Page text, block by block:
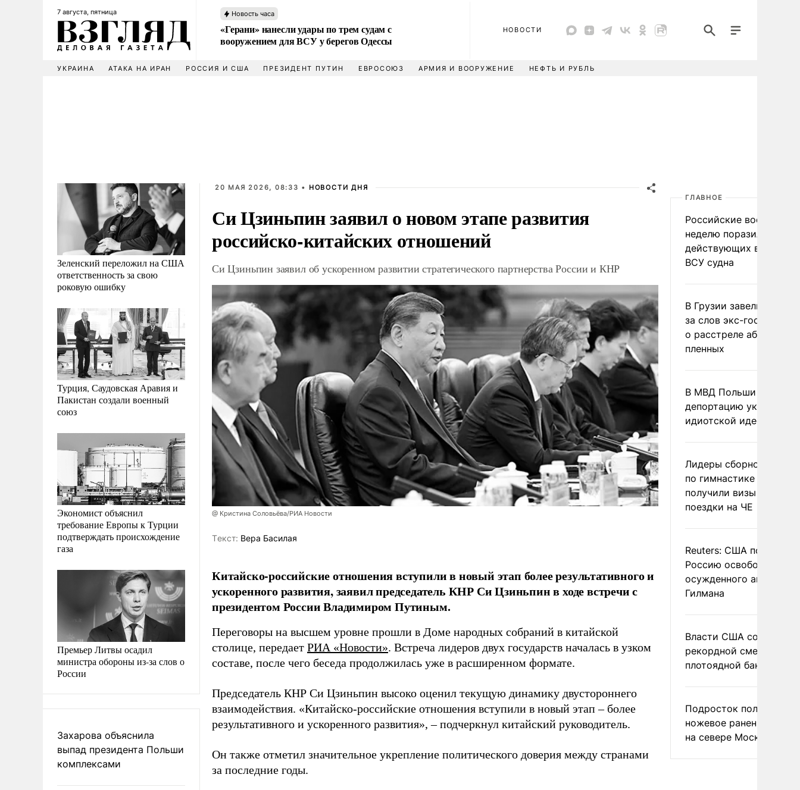
7 августа, пятница Новость часа
«Герани» нанесли удары по трем судам с
вооружением для ВСУ у берегов Одессы
НОВОСТИ
УКРАИНА АТАКА НА ИРАН РОССИЯ И США ПРЕЗИДЕНТ ПУТИН ЕВРОСОЮЗ АРМИЯ И ВООРУЖЕНИЕ НЕФТЬ И РУБЛЬ
Зеленский переложил на США
ответственность за свою
роковую ошибку
Турция, Саудовская Аравия и
Пакистан создали военный
союз
Экономист объяснил
требование Европы к Турции
подтверждать происхождение
газа
Премьер Литвы осадил
министра обороны из-за слов о
России
Захарова объяснила
выпад президента Польши
комплексами
20 МАЯ 2026, 08:33 • НОВОСТИ ДНЯ
Си Цзиньпин заявил о новом этапе развития
российско-китайских отношений
Си Цзиньпин заявил об ускоренном развитии стратегического партнерства России и КНР
@ Кристина Соловьёва/РИА Новости
Tекст: Вера Басилая
Китайско-российские отношения вступили в новый этап более результативного и
ускоренного развития, заявил председатель КНР Си Цзиньпин в ходе встречи с
президентом России Владимиром Путиным.
Переговоры на высшем уровне прошли в Доме народных собраний в китайской
столице, передает РИА «Новости». Встреча лидеров двух государств началась в узком
составе, после чего беседа продолжилась уже в расширенном формате.
Председатель КНР Си Цзиньпин высоко оценил текущую динамику двустороннего
взаимодействия. «Китайско-российские отношения вступили в новый этап – более
результативного и ускоренного развития», – подчеркнул китайский руководитель.
Он также отметил значительное укрепление политического доверия между странами
за последние годы.
ГЛАВНОЕ
Российские военные за
неделю поразили 34
действующих в
ВСУ судна
В Грузии завели дело
за слов экс-
о расстреле абхазских
пленных
В МВД Польши назвали
депортацию украинцев
идиотской идеей
Лидеры сборной
по гимнастике не
получили визы для
поездки на ЧЕ
Reuters: США
Россию освободить
осужденного
Гилмана
Власти США сообщили
рекордной смертности
плотоядной бактерии
Подросток получил
ножевое ранение в
на севере Москвы